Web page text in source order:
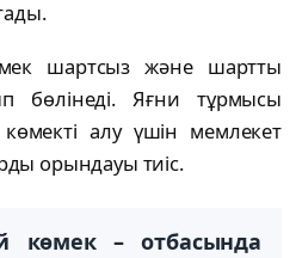
шартсыз және шартты
бөлінеді. Яғни тұрмысы
алу үшін мемлекет
орындауы тиіс.
көмек – отбасында